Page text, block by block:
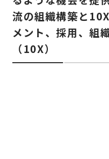
流の組織構築と
メント、採用、組
（10X）